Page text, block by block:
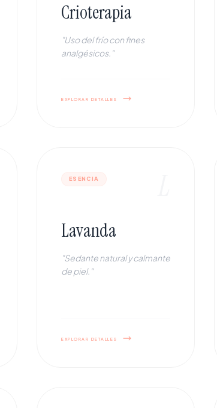
Crioterapia
"Uso del frío con fines
analgésicos."
explorar detalles
ESENCIA
Lavanda
"Sedante natural y calmante
de piel."
explorar detalles